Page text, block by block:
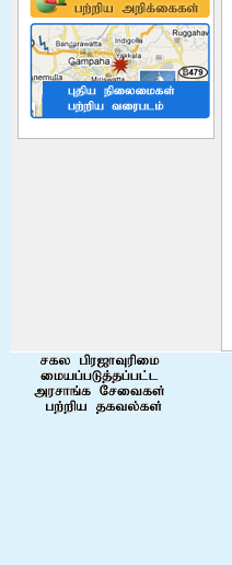
Disaster Management Division
Ndrsc Officers Camp
Management Traning
Successfully completed Camp
Managemt Tranning for Disaster